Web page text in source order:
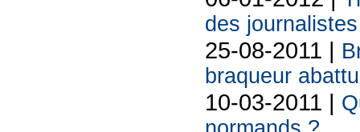
des journalistes
25-08-2011 |
braqueur
10-03-2011 |